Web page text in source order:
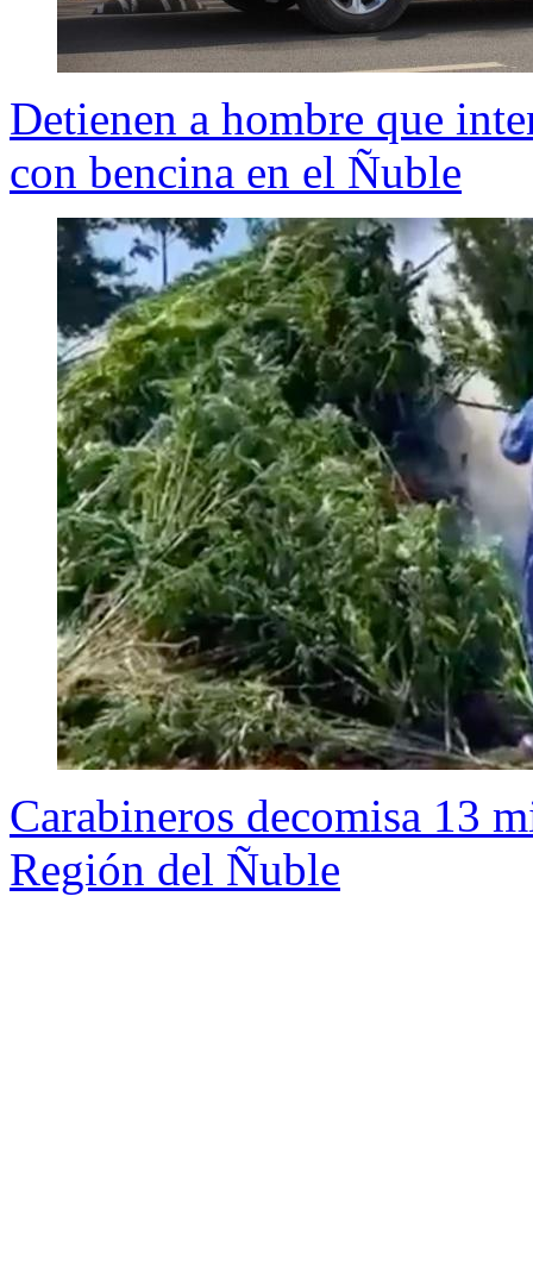
Detienen a hombre que
con bencina en el Ñuble
Carabineros decomisa 13
Región del Ñuble